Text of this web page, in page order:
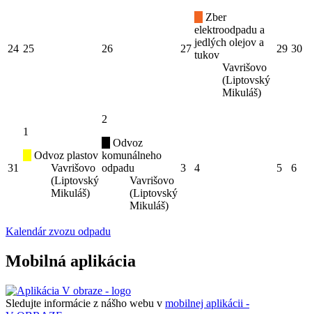
24 25 26 27
Zber
elektroodpadu a
jedlých olejov a
tukov
Vavrišovo
(Liptovský
Mikuláš)
29 30
31
1
Odvoz plastov
Vavrišovo
(Liptovský
Mikuláš)
2
Odvoz
komunálneho
odpadu
Vavrišovo
(Liptovský
Mikuláš)
3 4 5 6
Kalendár zvozu odpadu
Mobilná aplikácia
Sledujte informácie z nášho webu v mobilnej aplikácii -